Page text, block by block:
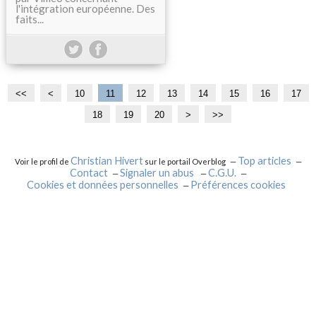
l'intégration européenne. Des
faits...
<< < 10 11 12 13 14 15 16
17
18
19 20
3
> >>
Voir le profil de Christian Hivertsur le portail Overblog
Top articles
Contact
Signaler un abus
C.G.U.
Cookies et données personnelles
Préférences cookies